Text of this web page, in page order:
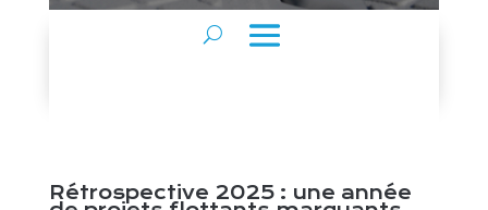
Rétrospective 2025 : une année